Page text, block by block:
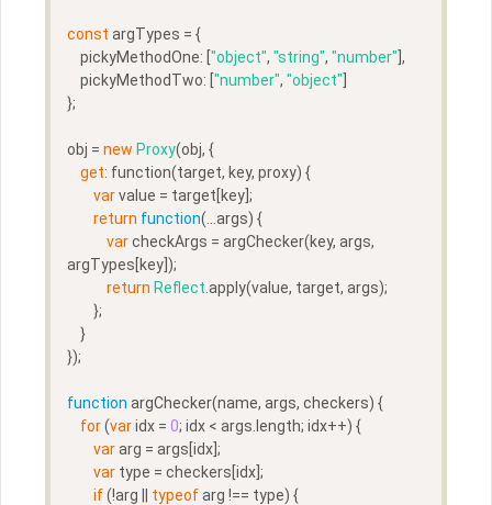
const argTypes = {
    pickyMethodOne: [
"object", "string", "number" ],
    pickyMethodTwo: [
"number", "object"
};
obj = new Proxy(obj, {
get: function(target, key, proxy) {
var value = target[key];
return function( ...args) {
var checkArgs = argChecker(key, args,
argTypes[key]);
return Reflect .apply(value, target, args);
        };
    }
});
function argChecker(name, args, checkers) {
for (var idx = 0; idx < args.length; idx++) {
var arg = args[idx];
var type = checkers[idx];
if (!arg || typeof arg !== type) {